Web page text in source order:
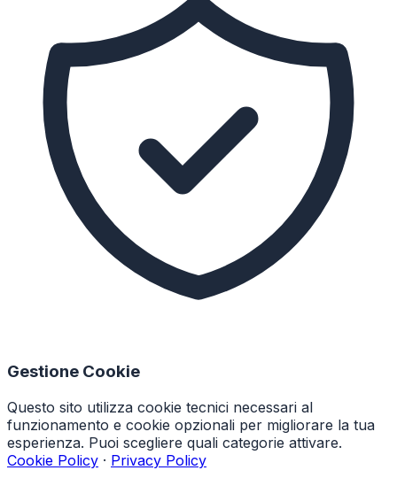
Gestione Cookie
Questo sito utilizza cookie tecnici necessari al
funzionamento e cookie opzionali per migliorare la tua
esperienza. Puoi scegliere quali categorie attivare.
Cookie Policy · Privacy Policy